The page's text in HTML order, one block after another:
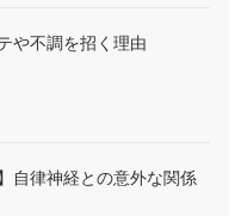
や不調を招く理由
自律神経との意外な関係